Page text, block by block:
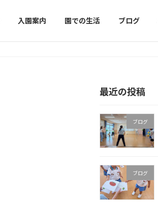
入園案内 園での生活 ブログ
最近の投稿
ブログ
ブログ